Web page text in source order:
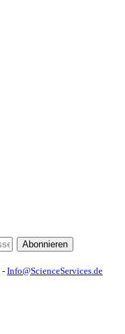
Abonnieren
- Info@ScienceServices.de